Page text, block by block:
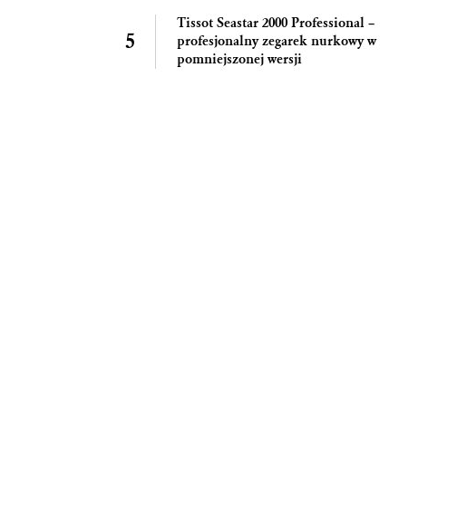
Tissot Seastar 2000 Professional –
profesjonalny zegarek nurkowy w
pomniejszonej wersji